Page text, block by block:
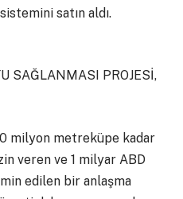
satın aldı.
SAĞLANMASI PROJESİ,
milyon metreküpe kadar
veren ve 1 milyar ABD
edilen bir anlaşma